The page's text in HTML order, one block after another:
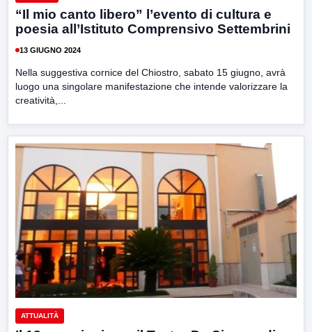
“Il mio canto libero” l’evento di cultura e
poesia all’Istituto Comprensivo Settembrini
13 GIUGNO 2024
Nella suggestiva cornice del Chiostro, sabato 15 giugno, avrà
luogo una singolare manifestazione che intende valorizzare la
creatività,...
ATTUALITÀ